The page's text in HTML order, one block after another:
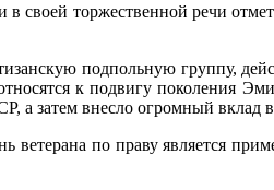
своей торжественной речи
подпольную группу,
к подвигу поколения
а затем внесло огромный вклад
ветерана по праву является